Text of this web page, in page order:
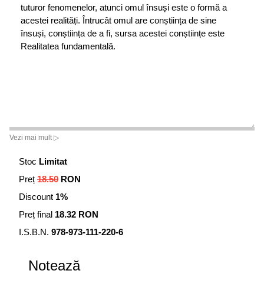
tuturor fenomenelor, atunci omul însuși este o formă a
acestei realități. Întrucât omul are conștiința de sine
însuși, conștiința de a fi, sursa acestei conștiințe este
Realitatea fundamentală.
Vezi mai mult ▷
Stoc Limitat
Preț 18.50 RON
Discount 1%
Preț final 18.32 RON
I.S.B.N. 978-973-111-220-6
Notează